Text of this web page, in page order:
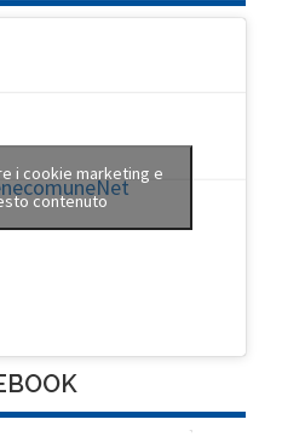
i cookie marketing e
contenuto